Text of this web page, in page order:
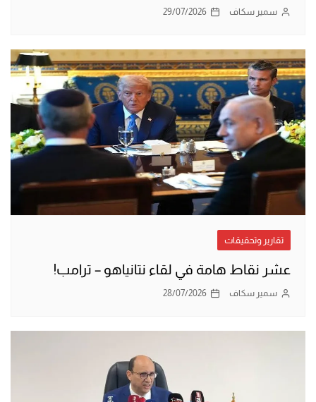
سمير سكاف 29/07/2026
تقارير وتحقيقات
عشر نقاط هامة في لقاء نتانياهو – ترامب!
سمير سكاف 28/07/2026